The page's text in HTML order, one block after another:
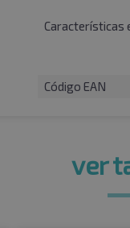
Características
Código EAN
ver